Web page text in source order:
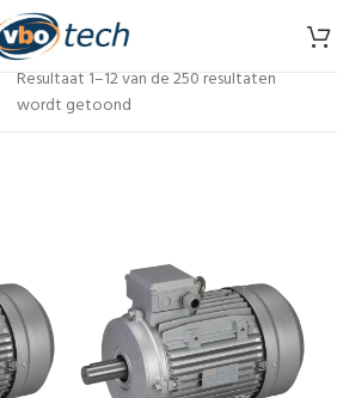
Resultaat 1–12 van de 250 resultaten
wordt getoond